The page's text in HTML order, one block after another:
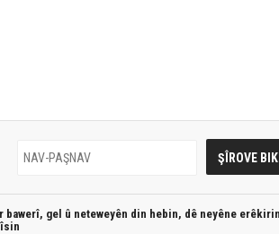
gel û neteweyên din hebin, dê neyêne